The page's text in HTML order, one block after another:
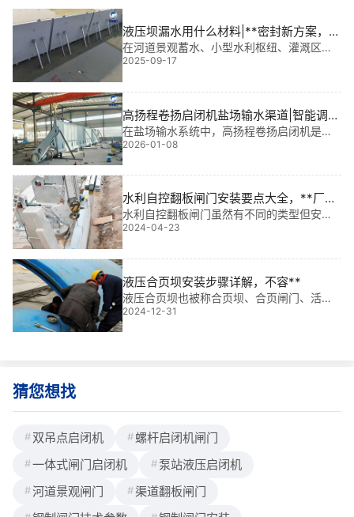
液压坝漏水用什么材料|**密封新方案，守
护每一分水
在河道景观蓄水、小型水利枢纽、灌溉区挡
水及城市河道治理中，液压坝的密封性能直
构设计与现场安装经验，参与过多个大型项
目，深知“液压坝漏水用什么材料”是核心**
2025-09-17
高扬程卷扬启闭机盐场输水渠道|智能调控
的“生命之阀”
在盐场输水系统中，高扬程卷扬启闭机是保
障水流**调度的核心设备。它不仅承担着启
闭平面闸门、弧形闸门的关键任务，更在水
利枢纽调水与船闸闸门控制中发挥着不可替
代的作用。我曾参与多个大型盐场工程，深
感这台设
2026-01-08
水利自控翻板闸门安装要点大全，**厂家
讲解
水利自控翻板闸门虽然有不同的类型但安装
的要求基本相同，相对比较复杂的是水利液
压双控翻板闸门的，下面实力**厂家铄洋重
工为您详细说明。一、概述水利自控翻板闸
门安装包括有包括支墩、钢构件、支腿、面
板、止水埋件和液压辅助系统等安装内容。
二、水利自控翻板闸门安装基本要点1、在翻
板闸门安装前应对所有闸门构件进行
2024-04-23
液压合页坝安装步骤详解，不容**
液压合页坝也被称合页坝、合页闸门、活动
坝、升降合页坝、合页升降坝等，被广泛的
应用于各种景观河道、水电站、景观河道的
2024-12-31
猜您想找
双吊点启闭机
螺杆启闭机闸门
一体式闸门启闭机
泵站液压启闭机
河道景观闸门
渠道翻板闸门